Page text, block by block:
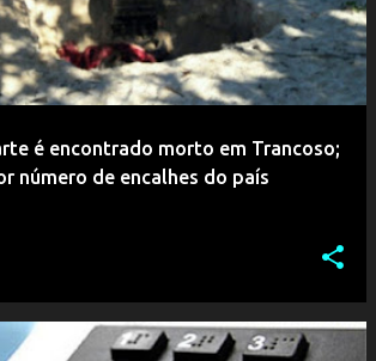
é encontrado morto em Trancoso;
número de encalhes do país